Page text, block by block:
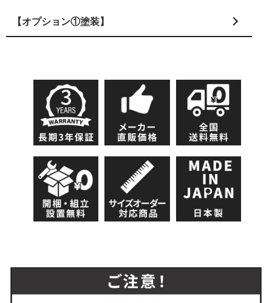
1600mm 214,000 219,000 223,000
1700mm 223,000 231,000
1750mm 226,000 231,000 235,000
1800mm 240,000
1850mm 236,000 241,000 244,000
2000mm 249,000 254,000 258,000
【オプション①塗装】